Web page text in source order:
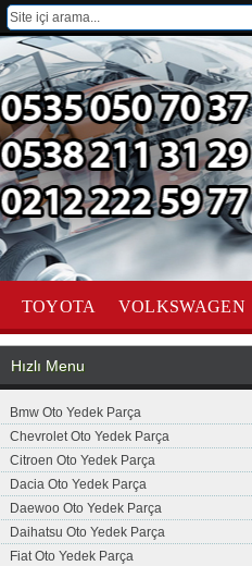
TOYOTA VOLKSWAGEN
Hızlı Menu
Bmw Oto Yedek Parça
Chevrolet Oto Yedek Parça
Citroen Oto Yedek Parça
Dacia Oto Yedek Parça
Daewoo Oto Yedek Parça
Daihatsu Oto Yedek Parça
Fiat Oto Yedek Parça